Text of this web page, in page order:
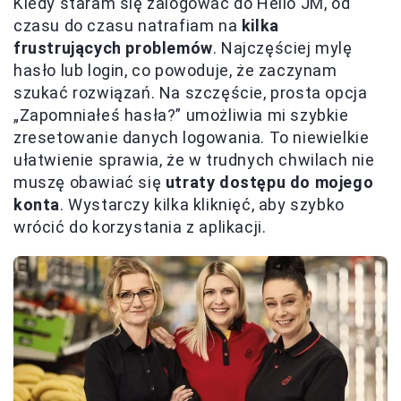
czasu do czasu natrafiam na kilka
frustrujących problemów. Najczęściej mylę
hasło lub login, co powoduje, że zaczynam
szukać rozwiązań. Na szczęście, prosta opcja
„Zapomniałeś hasła?” umożliwia mi szybkie
zresetowanie danych logowania. To niewielkie
ułatwienie sprawia, że w trudnych chwilach nie
muszę obawiać się utraty dostępu do mojego
konta. Wystarczy kilka kliknięć, aby szybko
wrócić do korzystania z aplikacji.